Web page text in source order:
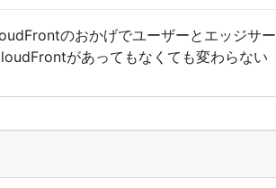
のおかげでユーザーとエッジサー
があってもなくても変わらない